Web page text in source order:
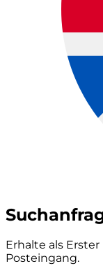
Erhalte als
Posteingang.